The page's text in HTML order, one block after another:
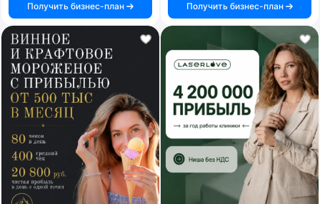
Получить бизнес-план
Получить бизнес-план